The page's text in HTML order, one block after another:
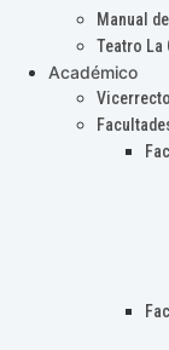
Manual
Teatro La
Académico